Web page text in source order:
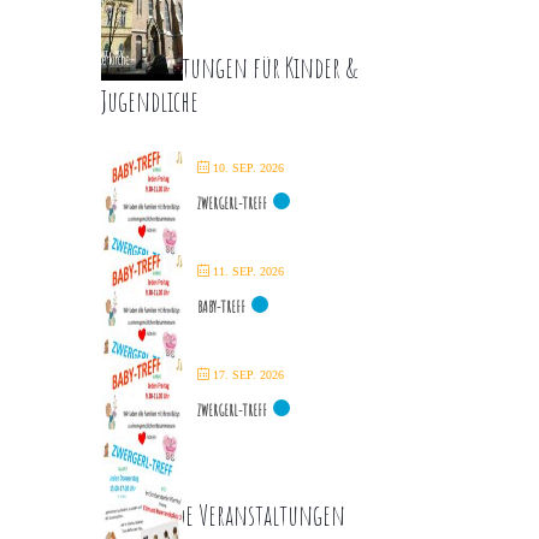
Veranstaltungen für Kinder &
Jugendliche
10. SEP. 2026
ZWERGERL-TREFF
11. SEP. 2026
BABY-TREFF
17. SEP. 2026
ZWERGERL-TREFF
Kommende Veranstaltungen